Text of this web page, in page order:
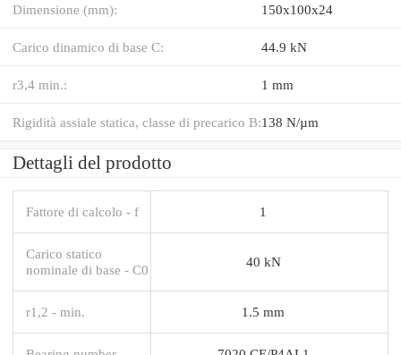
Dimensione (mm): 150x100x24
Carico dinamico di base C: 44.9 kN
r3,4 min.: 1 mm
Rigidità assiale statica, classe di precarico B:138 N/µm
Dettagli del prodotto
Fattore di calcolo - f 1
Carico statico
nominale di base - C0
40 kN
r1,2 - min. 1.5 mm